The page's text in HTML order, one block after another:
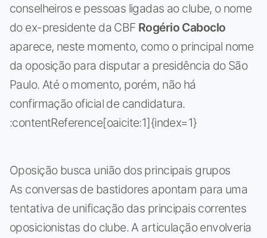
conselheiros e pessoas ligadas ao clube, o nome
do ex-presidente da CBF Rogério Caboclo
aparece, neste momento, como o principal nome
da oposição para disputar a presidência do São
Paulo. Até o momento, porém, não há
confirmação oficial de candidatura.
:contentReference[oaicite:1]{index=1}
Oposição busca união dos principais grupos
As conversas de bastidores apontam para uma
tentativa de unificação das principais correntes
oposicionistas do clube. A articulação envolveria